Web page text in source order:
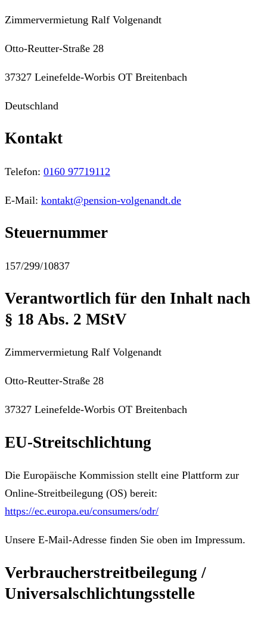
Zimmervermietung Ralf Volgenandt
Otto-Reutter-Straße 28
37327 Leinefelde-Worbis OT Breitenbach
Deutschland
Kontakt
Telefon: 0160 97719112
E-Mail: kontakt@pension-volgenandt.de
Steuernummer
157/299/10837
Verantwortlich für den Inhalt nach
§ 18 Abs. 2 MStV
Zimmervermietung Ralf Volgenandt
Otto-Reutter-Straße 28
37327 Leinefelde-Worbis OT Breitenbach
EU-Streitschlichtung
Die Europäische Kommission stellt eine Plattform zur
Online-Streitbeilegung (OS) bereit:
https://ec.europa.eu/consumers/odr/
Unsere E-Mail-Adresse finden Sie oben im Impressum.
Verbraucherstreitbeilegung /
Universalschlichtungsstelle